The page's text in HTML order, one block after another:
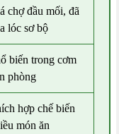
chợ đầu mối, đã
lóc sơ bộ
biến trong cơm
phòng
hợp chế biến
món ăn